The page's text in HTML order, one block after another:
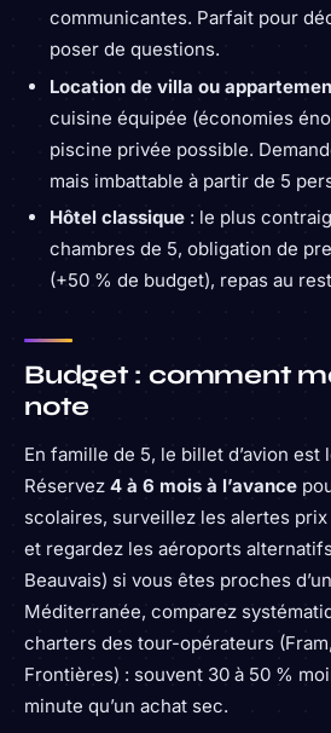
communicantes. Parfait pour
poser de questions.
Location de villa ou
cuisine équipée (économies
piscine privée possible.
mais imbattable à partir de 5
Hôtel classique : le plus
chambres de 5, obligation de
(+50 % de budget), repas au
Budget : comment
note
En famille de 5, le billet d’avion est
Réservez 4 à 6 mois à l’avance
scolaires, surveillez les alertes prix
et regardez les aéroports
Beauvais) si vous êtes proches
Méditerranée, comparez
charters des tour-opérateurs
Frontières) : souvent 30 à 50 %
minute qu’un achat sec.